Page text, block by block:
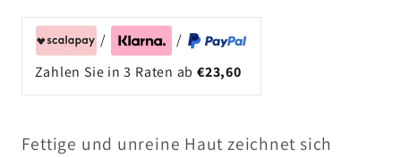
/
/
Zahlen Sie in 3 Raten ab €23,60
Fettige und unreine Haut zeichnet sich